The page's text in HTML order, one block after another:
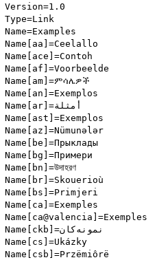
Version=1.0
Type=Link
Name=Examples
Name[aa]=Ceelallo
Name[ace]=Contoh
Name[af]=Voorbeelde
Name[am]=ምሳሌዎች
Name[an]=Exemplos
Name[ar]=أمثلة
Name[ast]=Exemplos
Name[az]=Nümunələr
Name[be]=Прыклады
Name[bg]=Примери
Name[bn]=উদাহরণ
Name[br]=Skouerioù
Name[bs]=Primjeri
Name[ca]=Exemples
Name[ca@valencia]=Exemples
Name[ckb]=نمونه‌كان
Name[cs]=Ukázky
Name[csb]=Przëmiôrë